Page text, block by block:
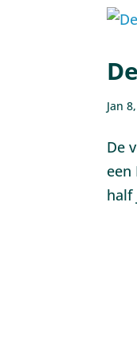
Jan
De
een
half